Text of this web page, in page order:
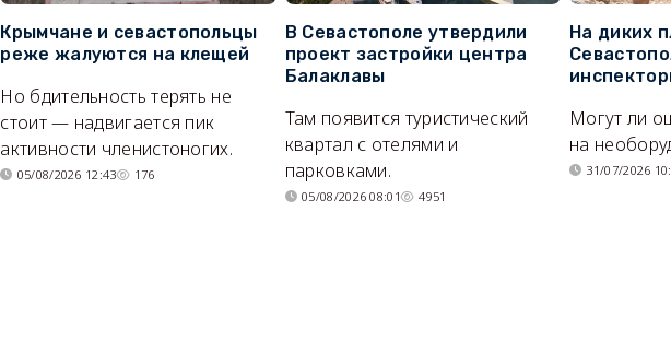
Крымчане и севастопольцы
реже жалуются на клещей
Но бдительность терять не
стоит — надвигается пик
активности членистоногих.
05/08/2026 12:43 176
В Севастополе утвердили
проект застройки центра
Балаклавы
Там появится туристический
квартал с отелями и
парковками.
05/08/2026 08:01 4951
На диких
Могут ли
на
31/07/2026